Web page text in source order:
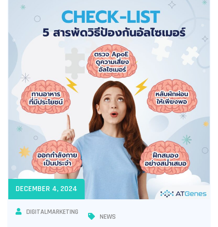
DECEMBER 4, 2024
DIGITALMARKETING
NEWS